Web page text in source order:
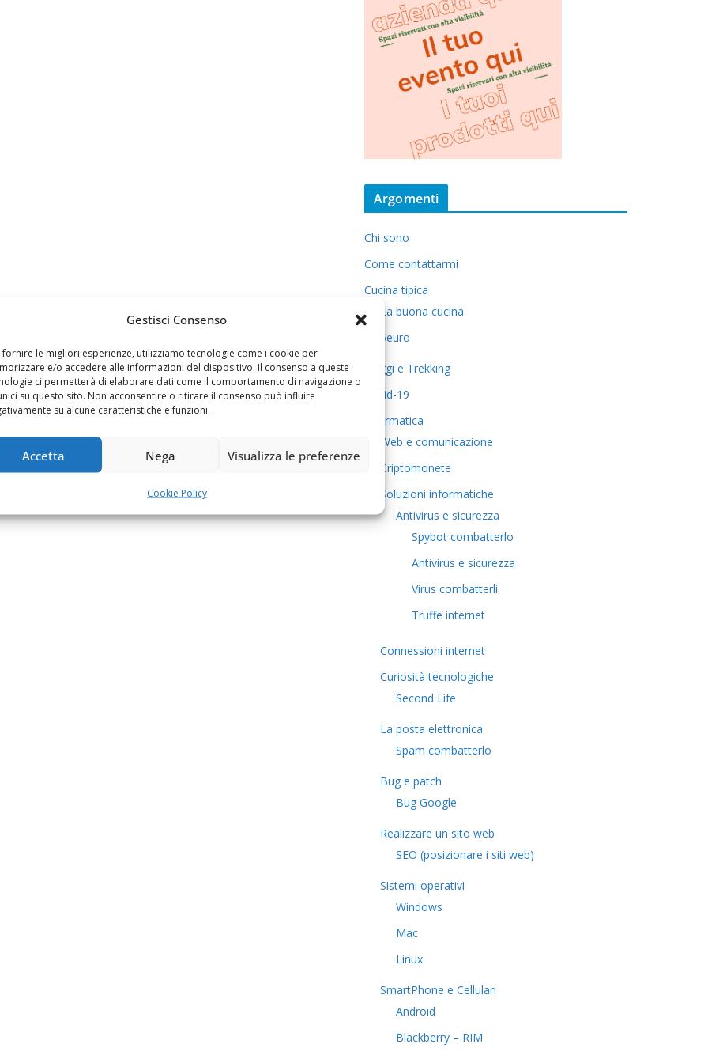
Gestisci Consenso
fornire le migliori esperienze, utilizziamo tecnologie come i cookie per
e/o accedere alle informazioni del dispositivo. Il consenso a queste
ci permetterà di elaborare dati come il comportamento di navigazione o
su questo sito. Non acconsentire o ritirare il consenso può influire
su alcune caratteristiche e funzioni.
Accetta Nega Visualizza le preferenze
Cookie Policy
Argomenti
Chi sono
Come contattarmi
Cucina tipica
La buona cucina
5euro
Viaggi e Trekking
Covid-19
Informatica
Web e comunicazione
Criptomonete
Soluzioni informatiche
Antivirus e sicurezza
Spybot combatterlo
Antivirus e sicurezza
Virus combatterli
Truffe internet
Connessioni internet
Curiosità tecnologiche
​Second Life
La posta elettronica
Spam combatterlo
Bug e patch
Bug Google
Realizzare un sito web
SEO (posizionare i siti web)
Sistemi operativi
Windows
Mac
Linux
SmartPhone e Cellulari
Android
Blackberry – RIM